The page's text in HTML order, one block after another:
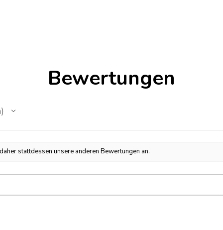
Bewertungen
stattdessen unsere anderen Bewertungen an.